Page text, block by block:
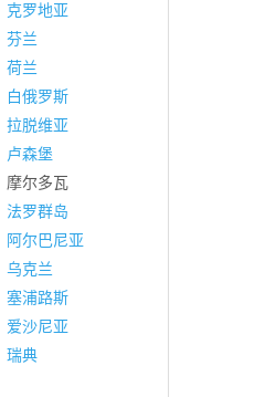
克罗地亚
芬兰
荷兰
白俄罗斯
拉脱维亚
卢森堡
摩尔多瓦
法罗群岛
阿尔巴尼亚
乌克兰
塞浦路斯
爱沙尼亚
瑞典